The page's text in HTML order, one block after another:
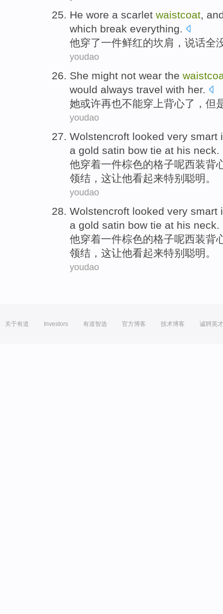
He wore a scarlet waistcoat,
which break everything.
他穿了一件鲜红的坎肩 ， 说话全
youdao
She might not wear the
would always travel with her.
她或许再也不能穿上背心了， 但
youdao
Wolstencroft looked very smart
a gold satin bow tie at his neck.
他穿着一件棕色的格子呢西装背
领结 ，这让他看起来特别 聪明 。
youdao
Wolstencroft looked very smart
a gold satin bow tie at his neck
他穿着一件棕色的格子呢西装背
领结 ，这让他看起来特别聪明 。
youdao
关于有道 Investors 有道智选 官方博客 技术博客 诚聘英才